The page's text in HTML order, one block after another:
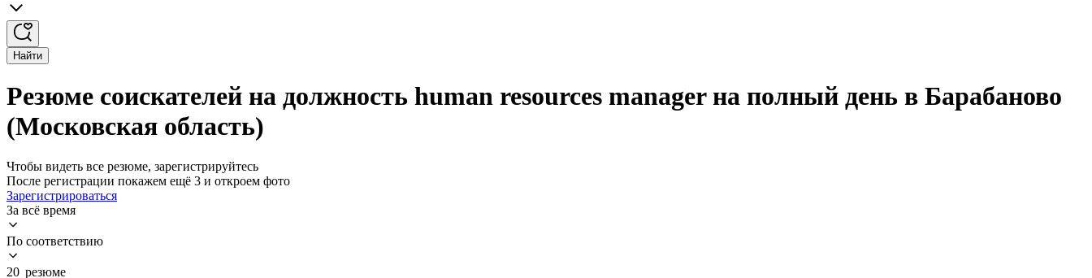
Найти
Резюме соискателей на должность human resources manager на полный день в Барабаново
(Московская область)
Чтобы видеть все резюме, зарегистрируйтесь
После регистрации покажем ещё 3 и откроем фото
Зарегистрироваться
За всё время
По соответствию
20 резюме